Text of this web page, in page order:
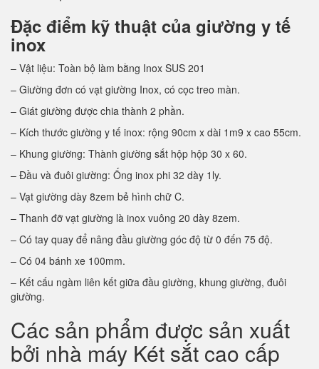
Đặc điểm kỹ thuật của giường y tế
inox
– Vật liệu: Toàn bộ làm bằng Inox SUS 201
– Giường đơn có vạt giường Inox, có cọc treo màn.
– Giát giường được chia thành 2 phần.
– Kích thước giường y tế inox: rộng 90cm x dài 1m9 x cao 55cm.
– Khung giường: Thành giường sắt hộp hộp 30 x 60.
– Đầu và đuôi giường: Ống inox phi 32 dày 1ly.
– Vạt giường dày 8zem bẻ hình chữ C.
– Thanh đỡ vạt giường là inox vuông 20 dày 8zem.
– Có tay quay để nâng đầu giường góc độ từ 0 đến 75 độ.
– Có 04 bánh xe 100mm.
– Kết cấu ngàm liên kết giữa đầu giường, khung giường, đuôi
giường.
Các sản phẩm được sản xuất
bởi nhà máy Két sắt cao cấp